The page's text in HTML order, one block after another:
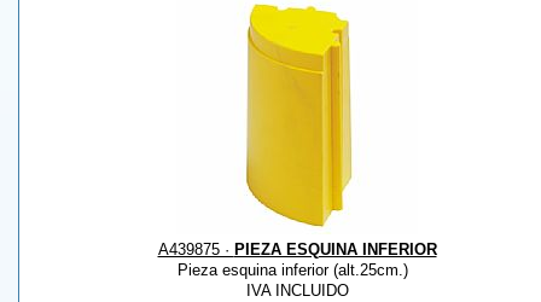
A439875 · PIEZA ESQUINA INFERIOR
Pieza esquina inferior (alt.25cm.)
IVA INCLUIDO